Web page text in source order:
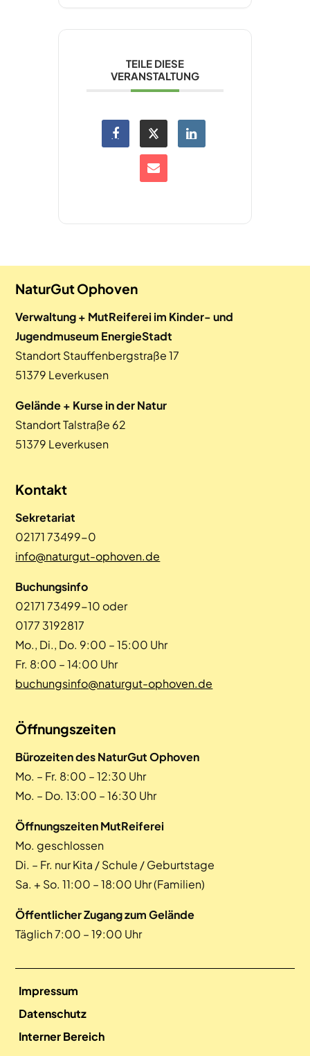
TEILE DIESE
VERANSTALTUNG
NaturGut Ophoven
Verwaltung + MutReiferei im Kinder- und
Jugendmuseum EnergieStadt
Standort Stauffenbergstraße 17
51379 Leverkusen
Gelände + Kurse in der Natur
Standort Talstraße 62
51379 Leverkusen
Kontakt
Sekretariat
02171 73499-0
info@naturgut-ophoven.de
Buchungsinfo
02171 73499-10 oder
0177 3192817
Mo., Di., Do. 9:00 – 15:00 Uhr
Fr. 8:00 – 14:00 Uhr
buchungsinfo@naturgut-ophoven.de
Öffnungszeiten
Bürozeiten des NaturGut Ophoven
Mo. – Fr. 8:00 – 12:30 Uhr
Mo. – Do. 13:00 – 16:30 Uhr
Öffnungszeiten MutReiferei
Mo. geschlossen
Di. – Fr. nur Kita / Schule / Geburtstage
Sa. + So. 11:00 – 18:00 Uhr (Familien)
Öffentlicher Zugang zum Gelände
Täglich 7:00 – 19:00 Uhr
Impressum
Datenschutz
Interner Bereich